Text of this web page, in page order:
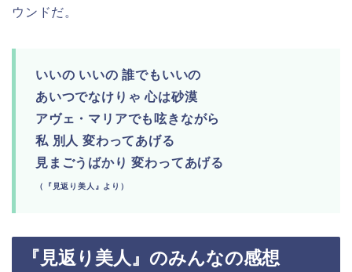
ウンドだ。
いいの いいの 誰でもいいの
あいつでなけりゃ 心は砂漠
アヴェ・マリアでも呟きながら
私 別人 変わってあげる
見まごうばかり 変わってあげる
（『見返り美人』より）
『見返り美人』のみんなの感想